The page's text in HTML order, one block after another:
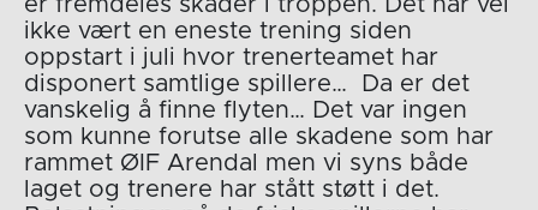
ikke vært en eneste trening siden
oppstart i juli hvor trenerteamet har
disponert samtlige spillere… Da er det
vanskelig å finne flyten… Det var ingen
som kunne forutse alle skadene som har
rammet ØIF Arendal men vi syns både
laget og trenere har stått støtt i det.